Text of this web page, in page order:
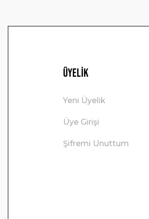
Üyelik
Yeni Üyelik
Üye Girişi
Şifremi Unuttum